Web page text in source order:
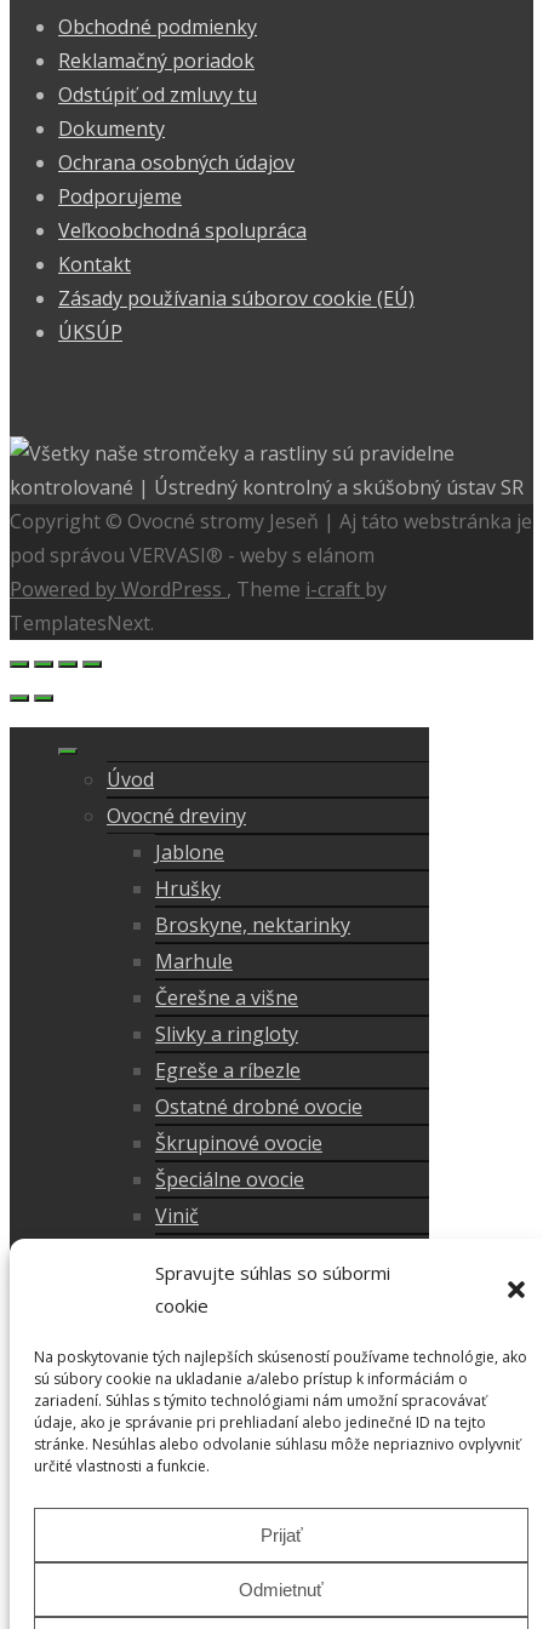
Spravujte súhlas so súbormi
cookie
Na poskytovanie tých najlepších skúseností používame technológie, ako
sú súbory cookie na ukladanie a/alebo prístup k informáciám o
zariadení. Súhlas s týmito technológiami nám umožní spracovávať
údaje, ako je správanie pri prehliadaní alebo jedinečné ID na tejto
stránke. Nesúhlas alebo odvolanie súhlasu môže nepriaznivo ovplyvniť
určité vlastnosti a funkcie.
Prijať
Odmietnuť
Obchodné podmienky
Reklamačný poriadok
Odstúpiť od zmluvy tu
Dokumenty
Ochrana osobných údajov
Podporujeme
Veľkoobchodná spolupráca
Kontakt
Zásady používania súborov cookie (EÚ)
ÚKSÚP
Copyright © Ovocné stromy Jeseň | Aj táto webstránka je
pod správou VERVASI® - weby s elánom
Powered by WordPress , Theme i-craft by
TemplatesNext.
Úvod
Ovocné dreviny
Jablone
Hrušky
Broskyne, nektarinky
Marhule
Čerešne a višne
Slivky a ringloty
Egreše a ríbezle
Ostatné drobné ovocie
Škrupinové ovocie
Špeciálne ovocie
Vinič
Doplnky do záhrady
Okrasné stromy
Okrasné kríky
Tuje
Ruže
Radíme
Kontakt